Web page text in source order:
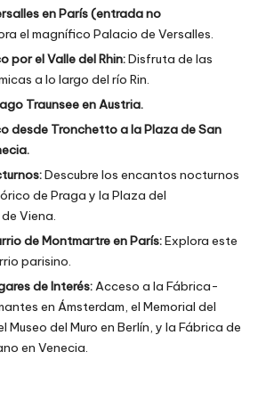
en París (entrada no
el magnífico Palacio de Versalles.
por el Valle del Rhin:Disfruta de las
a lo largo del río Rin.
Traunsee en Austria.
desde Tronchetto a la Plaza de San
Descubre los encantos nocturnos
de Praga y la Plaza del
Viena.
de Montmartre en París:Explora este
parisino.
de Interés:Acceso a la Fábrica-
en Ámsterdam, el Memorial del
Museo del Muro en Berlín, y la Fábrica de
en Venecia.